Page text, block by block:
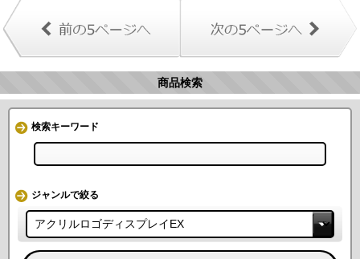
商品検索
検索キーワード
ジャンルで絞る